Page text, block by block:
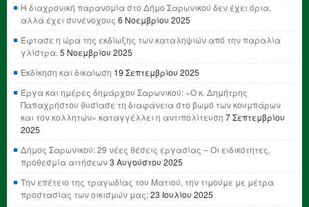
Η διαχρονική παρανομία στο Δήμο Σαρωνικού δεν έχει όρια,
αλλά έχει συνένοχους 6 Νοεμβρίου 2025
Έφτασε η ώρα της εκδίωξης των καταληψιών από την παραλία
γλίστρα. 5 Νοεμβρίου 2025
Εκδίκηση και δικαίωση 19 Σεπτεμβρίου 2025
Έργα και ημέρες δημάρχου Σαρωνικού: «Ο κ. Δημήτρης
Παπαχρήστου θυσίασε τη διαφάνεια στο βωμό των κουμπάρων
και τον κολλητών» καταγγέλλει η αντιπολίτευση 7 Σεπτεμβρίου
2025
Δήμος Σαρωνικού: 29 νέες θέσεις εργασίας – Οι ειδικότητες,
προθεσμία αιτήσεων3 Αυγούστου 2025
Την επέτειο της τραγωδίας του Ματιού, την τιμούμε με μέτρα
προστασίας των οικισμών μας;23 Ιουλίου 2025